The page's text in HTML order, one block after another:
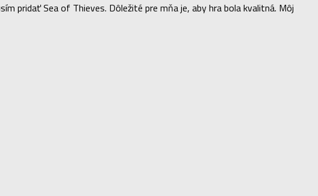
pridať Sea of Thieves. Dôležité pre mňa je, aby hra bola kvalitná. Môj